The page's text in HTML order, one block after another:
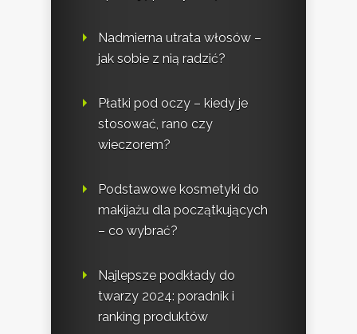
Nadmierna utrata włosów –
jak sobie z nią radzić?
Płatki pod oczy – kiedy je
stosować, rano czy
wieczorem?
Podstawowe kosmetyki do
makijażu dla początkujących
– co wybrać?
Najlepsze podkłady do
twarzy 2024: poradnik i
ranking produktów